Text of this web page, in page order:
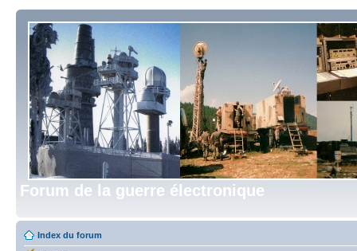
Forum de la guerre électronique
Index du forum